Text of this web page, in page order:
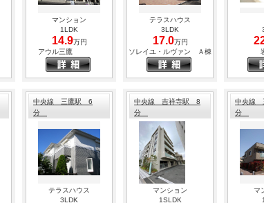
間取：２ＬＤＫ
管理費：10,000
☆６０㎡の大型
き付。無料で
最寄：中央線 三
賃料：１５３，
管理費：10,000
2026.04.17
☆中央線・京王
最寄：中央線 三
間取：２ＬＤＫ
賃料：１５５，
管理費：4,000円
マンション
1LDK
14.9万円
アウル三鷹
テラスハウス
3LDK
17.0万円
ソレイユ・ルヴァン Ａ棟
中央線 三鷹駅 6
分
テラスハウス
3LDK
中央線 吉祥寺駅 8
分
マンション
1SLDK
中央線
分
マ